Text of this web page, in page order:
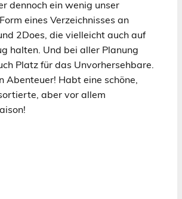
dennoch ein wenig unser
eines Verzeichnisses an
2Does, die vielleicht auch auf
halten. Und bei aller Planung
Platz für das Unvorhersehbare.
Abenteuer! Habt eine schöne,
aber vor allem